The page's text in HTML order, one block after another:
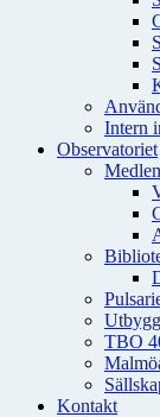
Intern
Observatoriet
TBO
Kontakt